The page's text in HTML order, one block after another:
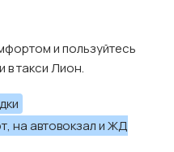
и пользуйтесь
в такси Лион.
на автовокзал и ЖД